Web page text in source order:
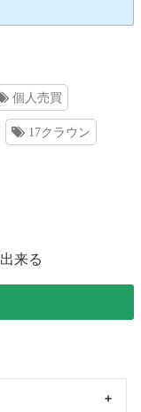
個人売買
17クラウン
来る